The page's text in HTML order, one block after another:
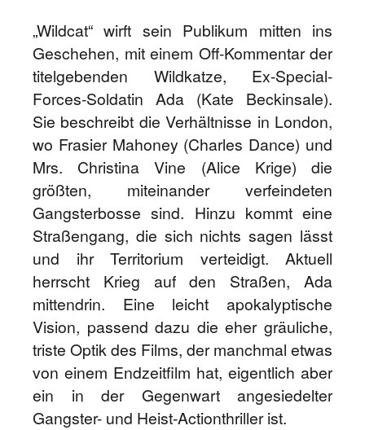
„Wildcat“ wirft sein Publikum mitten ins
Geschehen, mit einem Off-Kommentar der
titelgebenden Wildkatze, Ex-Special-
Forces-Soldatin Ada (Kate Beckinsale).
Sie beschreibt die Verhältnisse in London,
wo Frasier Mahoney (Charles Dance) und
Mrs. Christina Vine (Alice Krige) die
größten, miteinander verfeindeten
Gangsterbosse sind. Hinzu kommt eine
Straßengang, die sich nichts sagen lässt
und ihr Territorium verteidigt. Aktuell
herrscht Krieg auf den Straßen, Ada
mittendrin. Eine leicht apokalyptische
Vision, passend dazu die eher gräuliche,
triste Optik des Films, der manchmal etwas
von einem Endzeitfilm hat, eigentlich aber
ein in der Gegenwart angesiedelter
Gangster- und Heist-Actionthriller ist.